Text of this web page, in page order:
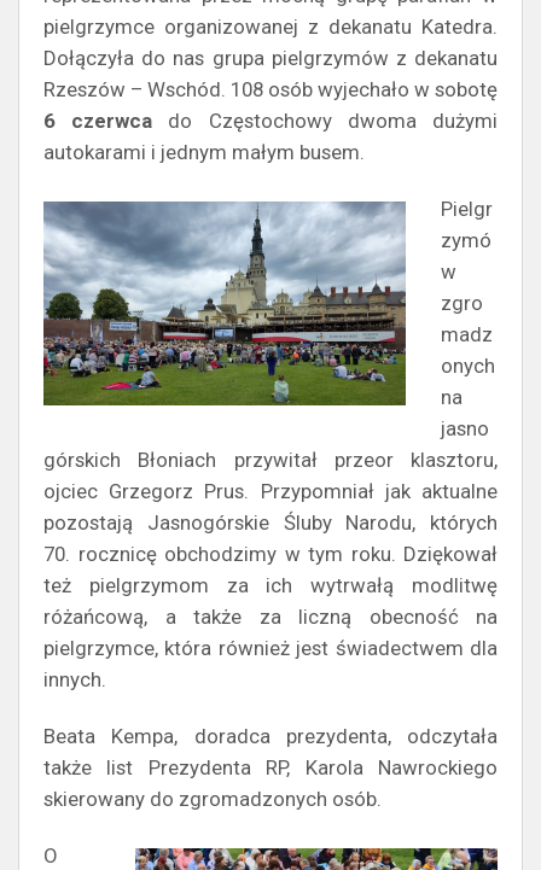
pielgrzymce organizowanej z dekanatu Katedra.
Dołączyła do nas grupa pielgrzymów z dekanatu
Rzeszów – Wschód. 108 osób wyjechało w sobotę
6 czerwca do Częstochowy dwoma dużymi
autokarami i jednym małym busem.
Pielgr
zymó
w
zgro
madz
onych
na
jasno
górskich Błoniach przywitał przeor klasztoru,
ojciec Grzegorz Prus. Przypomniał jak aktualne
pozostają Jasnogórskie Śluby Narodu, których
70. rocznicę obchodzimy w tym roku. Dziękował
też pielgrzymom za ich wytrwałą modlitwę
różańcową, a także za liczną obecność na
pielgrzymce, która również jest świadectwem dla
innych.
Beata Kempa, doradca prezydenta, odczytała
także list Prezydenta RP, Karola Nawrockiego
skierowany do zgromadzonych osób.
O